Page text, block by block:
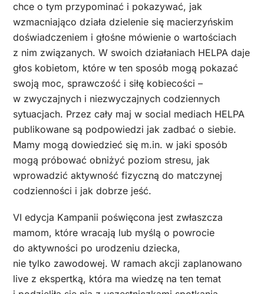
chce o tym przypominać i pokazywać, jak
wzmacniająco działa dzielenie się macierzyńskim
doświadczeniem i głośne mówienie o wartościach
z nim związanych. W swoich działaniach HELPA daje
głos kobietom, które w ten sposób mogą pokazać
swoją moc, sprawczość i siłę kobiecości –
w zwyczajnych i niezwyczajnych codziennych
sytuacjach. Przez cały maj w social mediach HELPA
publikowane są podpowiedzi jak zadbać o siebie.
Mamy mogą dowiedzieć się m.in. w jaki sposób
mogą próbować obniżyć poziom stresu, jak
wprowadzić aktywność fizyczną do matczynej
codzienności i jak dobrze jeść.
VI edycja Kampanii poświęcona jest zwłaszcza
mamom, które wracają lub myślą o powrocie
do aktywności po urodzeniu dziecka,
nie tylko zawodowej. W ramach akcji zaplanowano
live z ekspertką, która ma wiedzę na ten temat